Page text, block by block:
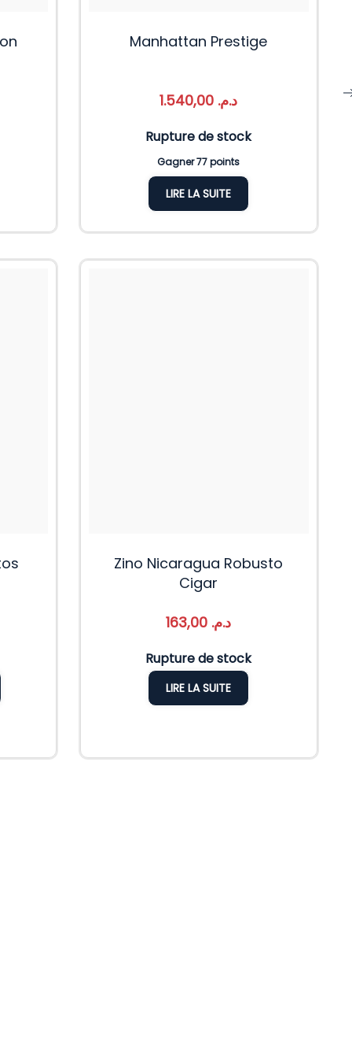
Manhattan Prestige
د.م.
Rupture de stock
Gagner 77 points
LIRE LA SUITE
Zino Nicaragua Robusto
Cigar
د.م.
Rupture de stock
LIRE LA SUITE